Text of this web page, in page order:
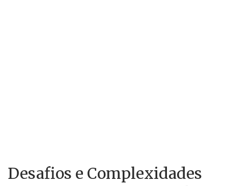
Desafios e Complexidades